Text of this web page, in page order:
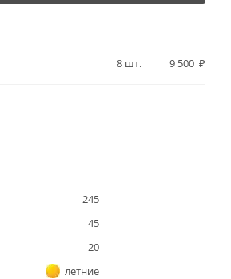
245
45
20
летние
8 шт. 9 500